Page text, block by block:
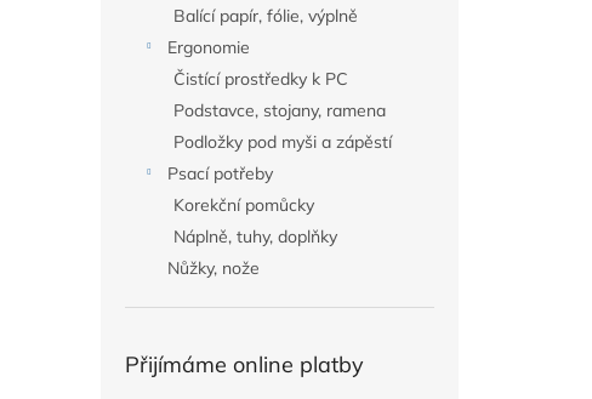
Balící papír, fólie, výplně
Ergonomie
Čistící prostředky k PC
Podstavce, stojany, ramena
Podložky pod myši a zápěstí
Psací potřeby
Korekční pomůcky
Náplně, tuhy, doplňky
Nůžky, nože
Přijímáme online platby